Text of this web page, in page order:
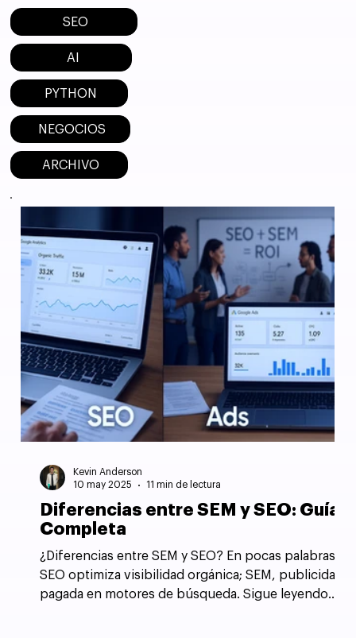
SEO
AI
PYTHON
NEGOCIOS
ARCHIVO
Diferencias entre SEM y SEO: Guía
Completa
¿Diferencias entre SEM y SEO? En pocas palabras,
SEO optimiza visibilidad orgánica; SEM, publicidad
pagada en motores de búsqueda. Sigue leyendo
Kevin Anderson
10 may 2025
11 min de lectura